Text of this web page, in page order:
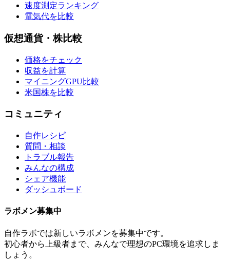
速度測定ランキング
電気代を比較
仮想通貨・株比較
価格をチェック
収益を計算
マイニングGPU比較
米国株を比較
コミュニティ
自作レシピ
質問・相談
トラブル報告
みんなの構成
シェア機能
ダッシュボード
ラボメン募集中
自作ラボでは新しいラボメンを募集中です。
初心者から上級者まで、みんなで理想のPC環境を追求しま
しょう。